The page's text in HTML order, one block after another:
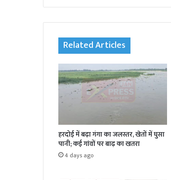
te
Related Articles
हरदोई में बढ़ा गंगा का जलस्तर, खेतों में घुसा
पानी; कई गांवों पर बाढ़ का खतरा
4 days ago